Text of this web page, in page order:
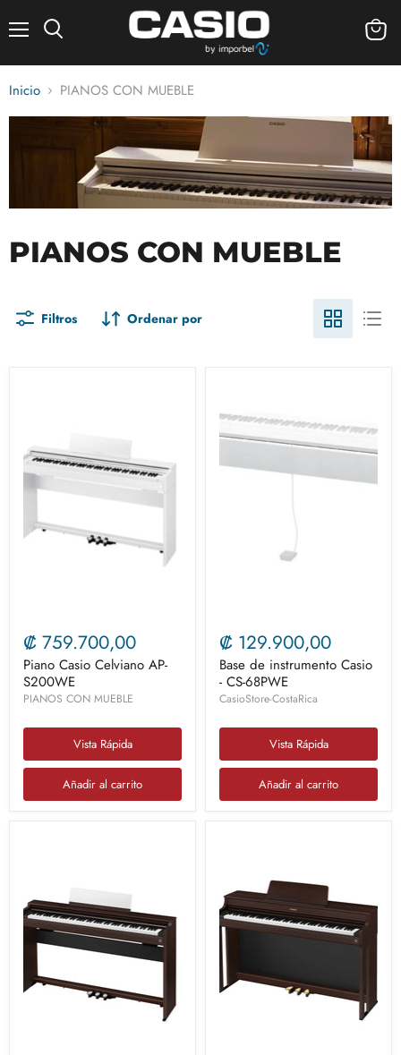
carrito
Inicio PIANOS CON MUEBLE
PIANOS CON MUEBLE
Filtros Ordenar por
₡ 759.700,00
Piano Casio Celviano AP-
S200WE
PIANOS CON MUEBLE
Vista Rápida
Añadir al carrito
₡ 129.900,00
Base de instrumento Casio
- CS-68PWE
CasioStore-CostaRica
Vista Rápida
Añadir al carrito